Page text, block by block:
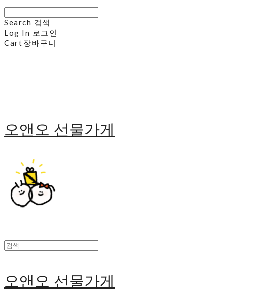
Search 검색
Log In 로그인
Cart 장바구니
오앤오 선물가게
오앤오 선물가게